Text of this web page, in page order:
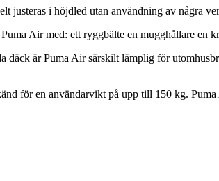
justeras i höjdled utan användning av några
Air med: ett ryggbälte en mugghållare en
däck är Puma Air särskilt lämplig för
för en användarvikt på upp till 150 kg.